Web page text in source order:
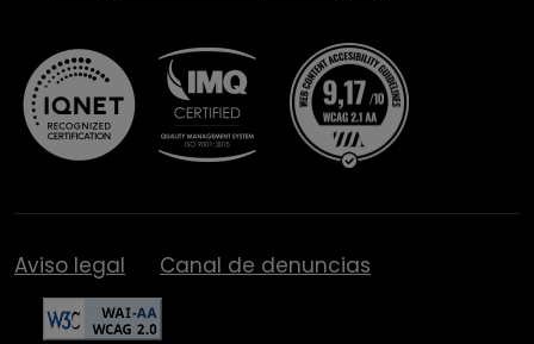
Aviso legal Canal de denuncias